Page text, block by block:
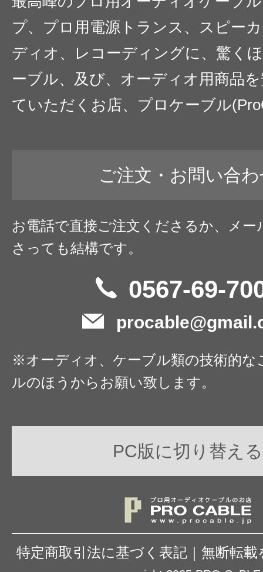
プ、プロ用電源トランス、スピー
ディオ、レコーディングに、驚く
ーブル、及び、オーディオ用商品
ていただくお店、プロケーブル
ご注文・お問い合
お電話で直接ご注文くださるか、メー
さっても結構です。
0567-69-
※オーディオ、ケーブル類の技術的な
ルのほうからお願い致します。
PC版に切り替える
特定商取引法に基づく表記 無断転載